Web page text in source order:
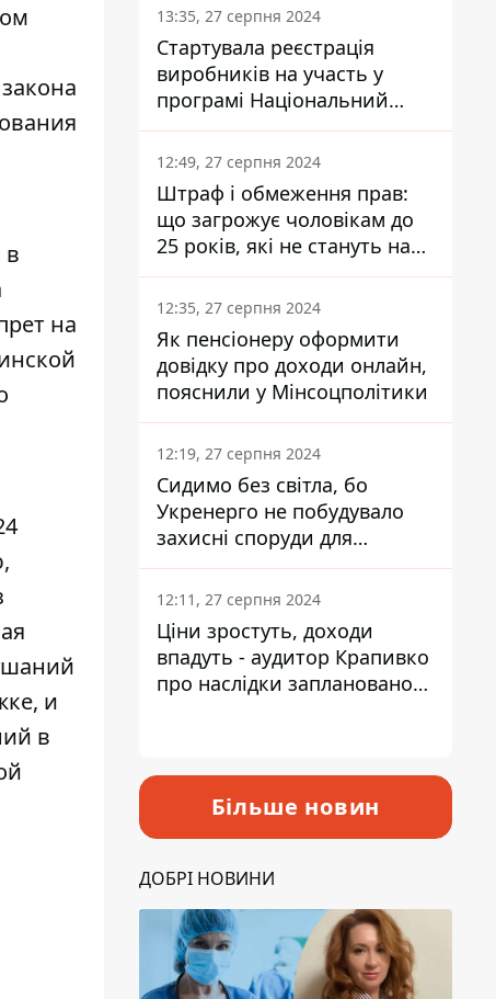
в
на
и
в
13:35, 27 серпня 2024
Стартувала реєстрація
виробників на участь у
програмі Національний
кешбек: як це зробити
через портал Дія
12:49, 27 серпня 2024
Штраф і обмеження прав:
що загрожує чоловікам до
25 років, які не стануть на
військовий облік
12:35, 27 серпня 2024
Як пенсіонеру оформити
довідку про доходи онлайн,
пояснили у Мінсоцполітики
12:19, 27 серпня 2024
Сидимо без світла, бо
Укренерго не побудувало
захисні споруди для
енергетики - нардеп
Кучеренко
12:11, 27 серпня 2024
Ціни зростуть, доходи
впадуть - аудитор Крапивко
про наслідки запланованого
Більше новин
ДОБРІ НОВИНИ